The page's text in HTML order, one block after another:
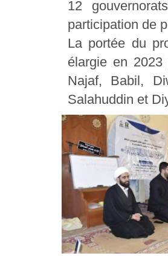
12
participation de
La portée du
élargie en 2023
Najaf, Babil,
Salahuddin et